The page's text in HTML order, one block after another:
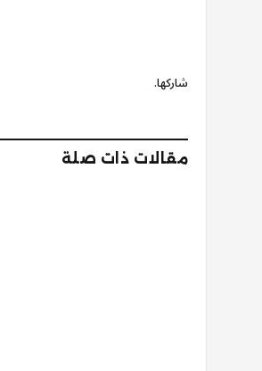
شاركها.
مقالات ذات صلة